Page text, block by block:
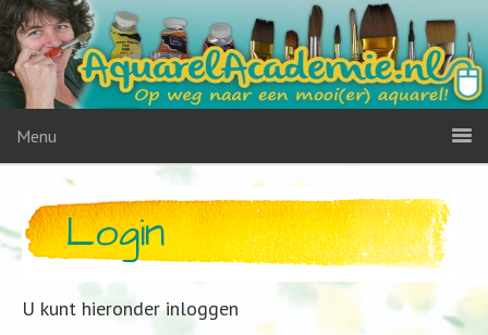
Menu
Login
U kunt hieronder inloggen